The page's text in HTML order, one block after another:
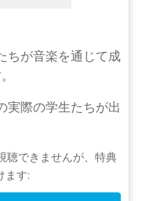
ちが音楽を通じて成
実際の学生たちが出
聴できませんが、特典
ます: